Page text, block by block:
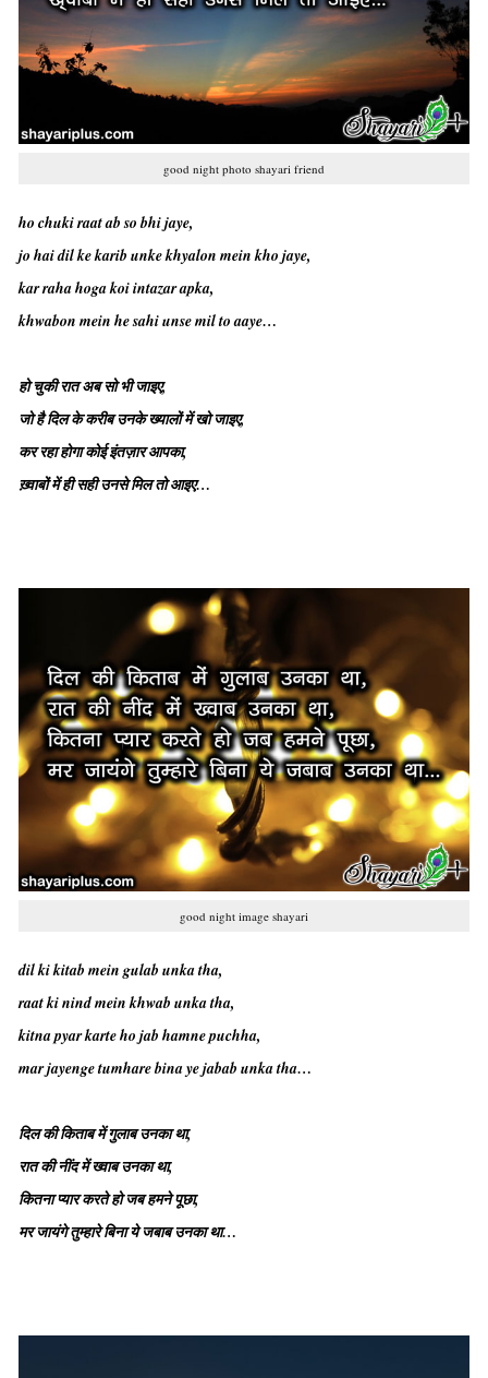
good night photo shayari friend
ho chuki raat ab so bhi jaye,
jo hai dil ke karib unke khyalon mein kho jaye,
kar raha hoga koi intazar apka,
khwabon mein he sahi unse mil to aaye…
हो चुकी रात अब सो भी जाइए,
जो है दिल के करीब उनके ख्यालों में खो जाइए,
कर रहा होगा कोई इंतज़ार आपका,
ख़्वाबों में ही सही उनसे मिल तो आइए…
good night image shayari
dil ki kitab mein gulab unka tha,
raat ki nind mein khwab unka tha,
kitna pyar karte ho jab hamne puchha,
mar jayenge tumhare bina ye jabab unka tha…
दिल की किताब में गुलाब उनका था,
रात की नींद में ख्वाब उनका था,
कितना प्यार करते हो जब हमने पूछा,
मर जायंगे तुम्हारे बिना ये जबाब उनका था…